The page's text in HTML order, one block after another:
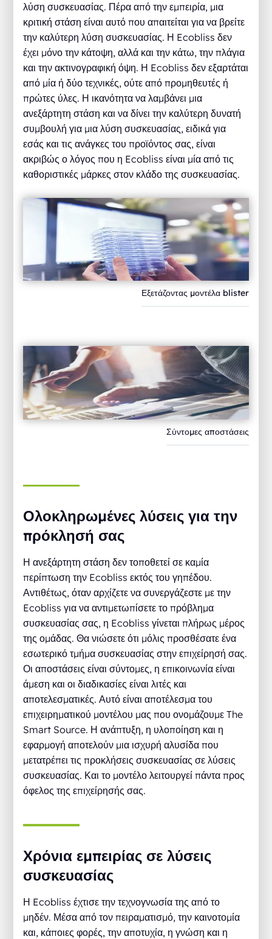
λύση συσκευασίας. Πέρα από την εμπειρία, μια
κριτική στάση είναι αυτό που απαιτείται για να βρείτε
την καλύτερη λύση συσκευασίας. Η Ecobliss δεν
έχει μόνο την κάτοψη, αλλά και την κάτω, την πλάγια
και την ακτινογραφική όψη. Η Ecobliss δεν εξαρτάται
από μία ή δύο τεχνικές, ούτε από προμηθευτές ή
πρώτες ύλες. Η ικανότητα να λαμβάνει μια
ανεξάρτητη στάση και να δίνει την καλύτερη δυνατή
συμβουλή για μια λύση συσκευασίας, ειδικά για
εσάς και τις ανάγκες του προϊόντος σας, είναι
ακριβώς ο λόγος που η Ecobliss είναι μία από τις
καθοριστικές μάρκες στον κλάδο της συσκευασίας.
Εξετάζοντας μοντέλα blister
Σύντομες αποστάσεις
Ολοκληρωμένες λύσεις για την
πρόκλησή σας
Η ανεξάρτητη στάση δεν τοποθετεί σε καμία
περίπτωση την Ecobliss εκτός του γηπέδου.
Αντιθέτως, όταν αρχίζετε να συνεργάζεστε με την
Ecobliss για να αντιμετωπίσετε το πρόβλημα
συσκευασίας σας, η Ecobliss γίνεται πλήρως μέρος
της ομάδας. Θα νιώσετε ότι μόλις προσθέσατε ένα
εσωτερικό τμήμα συσκευασίας στην επιχείρησή σας.
Οι αποστάσεις είναι σύντομες, η επικοινωνία είναι
άμεση και οι διαδικασίες είναι λιτές και
αποτελεσματικές. Αυτό είναι αποτέλεσμα του
επιχειρηματικού μοντέλου μας που ονομάζουμε The
Smart Source. Η ανάπτυξη, η υλοποίηση και η
εφαρμογή αποτελούν μια ισχυρή αλυσίδα που
μετατρέπει τις προκλήσεις συσκευασίας σε λύσεις
συσκευασίας. Και το μοντέλο λειτουργεί πάντα προς
όφελος της επιχείρησής σας.
Χρόνια εμπειρίας σε λύσεις
συσκευασίας
Η Ecobliss έχτισε την τεχνογνωσία της από το
μηδέν. Μέσα από τον πειραματισμό, την καινοτομία
και, κάποιες φορές, την αποτυχία, η γνώση και η